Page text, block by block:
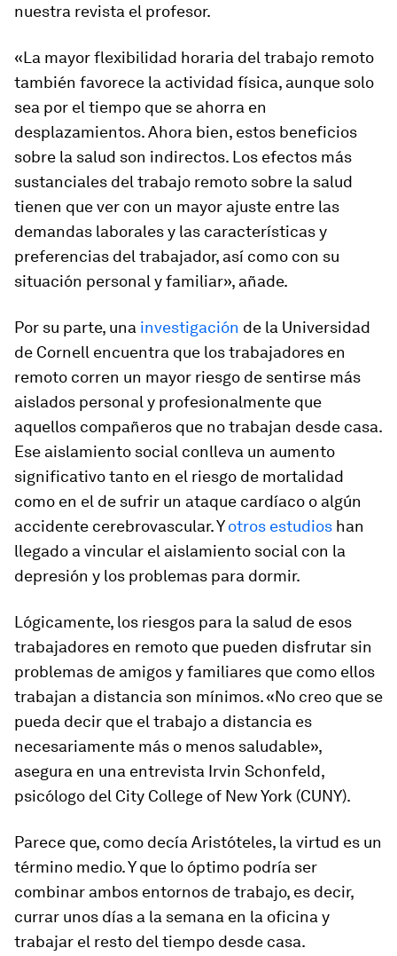
nuestra revista el profesor.
«La mayor flexibilidad horaria del trabajo remoto
también favorece la actividad física, aunque solo
sea por el tiempo que se ahorra en
desplazamientos. Ahora bien, estos beneficios
sobre la salud son indirectos. Los efectos más
sustanciales del trabajo remoto sobre la salud
tienen que ver con un mayor ajuste entre las
demandas laborales y las características y
preferencias del trabajador, así como con su
situación personal y familiar», añade.
Por su parte, una investigación de la Universidad
de Cornell encuentra que los trabajadores en
remoto corren un mayor riesgo de sentirse más
aislados personal y profesionalmente que
aquellos compañeros que no trabajan desde casa.
Ese aislamiento social conlleva un aumento
significativo tanto en el riesgo de mortalidad
como en el de sufrir un ataque cardíaco o algún
accidente cerebrovascular. Yotros estudios han
llegado a vincular el aislamiento social con la
depresión y los problemas para dormir.
Lógicamente, los riesgos para la salud de esos
trabajadores en remoto que pueden disfrutar sin
problemas de amigos y familiares que como ellos
trabajan a distancia son mínimos. «No creo que se
pueda decir que el trabajo a distancia es
necesariamente más o menos saludable»,
asegura en una entrevista Irvin Schonfeld,
psicólogo del City College of New York (CUNY).
Parece que, como decía Aristóteles, la virtud es un
término medio. Y que lo óptimo podría ser
combinar ambos entornos de trabajo, es decir,
currar unos días a la semana en la oficina y
trabajar el resto del tiempo desde casa.